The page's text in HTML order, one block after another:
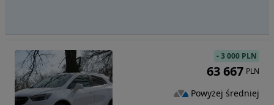
-3 000 PLN
63 667 PLN
Powyżej średniej